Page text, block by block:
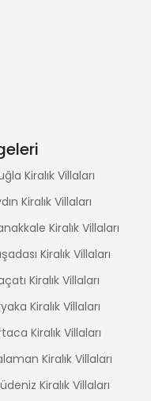
Kiralık Villaları
Kiralık Villaları
Kiralık Villaları
Kiralık Villaları
Kiralık Villaları
Kiralık Villaları
Kiralık Villaları
Kiralık Villaları
Kiralık Villaları